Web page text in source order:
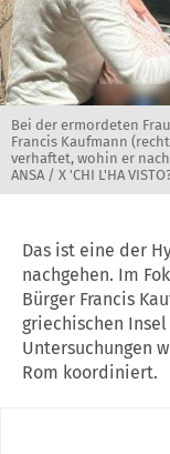
Bei der ermordeten
Francis Kaufmann
verhaftet, wohin er
ANSA / X 'CHI L'HA
Das ist eine der
nachgehen. Im
Bürger Francis
griechischen
Untersuchungen
Rom koordiniert.